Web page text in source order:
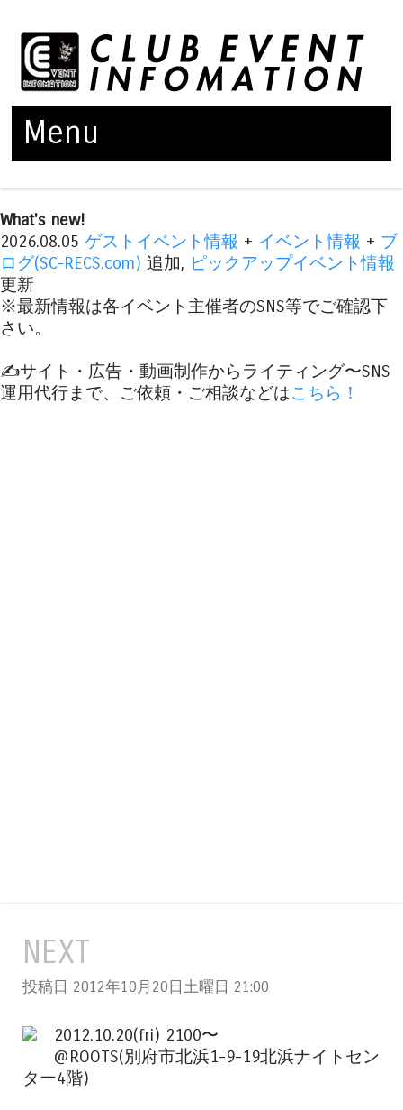
Menu
What's new!
2026.08.05 ゲストイベント情報 + イベント情報 + ブ
ログ(SC-RECS.com) 追加, ピックアップイベント情報
更新
※最新情報は各イベント主催者のSNS等でご確認下
さい。
✍️サイト・広告・動画制作からライティング〜SNS
運用代行まで、ご依頼・ご相談などはこちら！
NEXT
投稿日 2012年10月20日土曜日 21:00
2012.10.20(fri) 2100〜
@ROOTS(別府市北浜1-9-19北浜ナイトセン
ター4階)